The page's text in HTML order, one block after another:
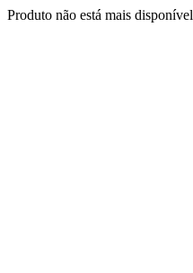
Produto não está mais disponível